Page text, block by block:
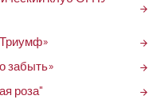
arrow_forward
arrow_forward
забыть» arrow_forward
роза" arrow_forward